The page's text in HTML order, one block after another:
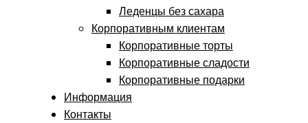
Леденцы без сахара
Корпоративным клиентам
Корпоративные торты
Корпоративные сладости
Корпоративные подарки
Информация
Контакты